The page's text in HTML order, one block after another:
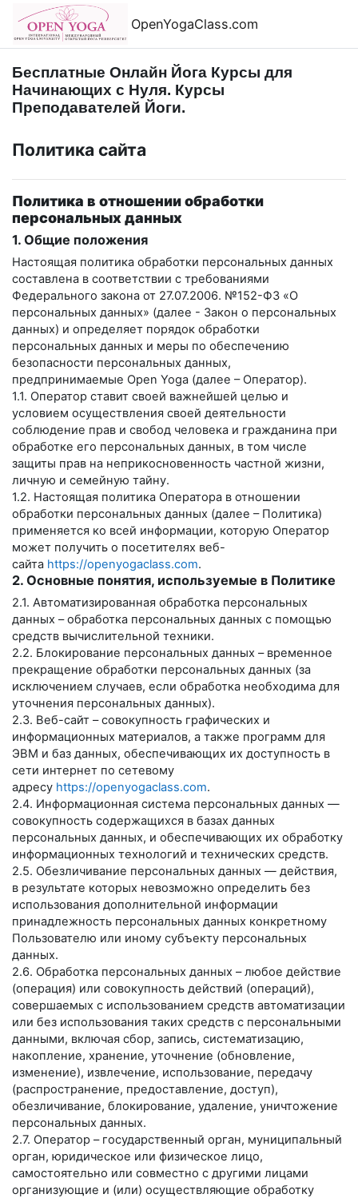
Перейти к основному содержанию
OpenYogaClass.com
Бесплатные Онлайн Йога Курсы для
Начинающих с Нуля. Курсы
Преподавателей Йоги.
Политика сайта
Политика в отношении обработки
персональных данных
1. Общие положения
Настоящая политика обработки персональных данных
составлена в соответствии с требованиями
Федерального закона от 27.07.2006. №152-ФЗ «О
персональных данных» (далее - Закон о персональных
данных) и определяет порядок обработки
персональных данных и меры по обеспечению
безопасности персональных данных,
предпринимаемые Open Yoga (далее – Оператор).
1.1. Оператор ставит своей важнейшей целью и
условием осуществления своей деятельности
соблюдение прав и свобод человека и гражданина при
обработке его персональных данных, в том числе
защиты прав на неприкосновенность частной жизни,
личную и семейную тайну.
1.2. Настоящая политика Оператора в отношении
обработки персональных данных (далее – Политика)
применяется ко всей информации, которую Оператор
может получить о посетителях веб-
сайта https://openyogaclass.com.
2. Основные понятия, используемые в Политике
2.1. Автоматизированная обработка персональных
данных – обработка персональных данных с помощью
средств вычислительной техники.
2.2. Блокирование персональных данных – временное
прекращение обработки персональных данных (за
исключением случаев, если обработка необходима для
уточнения персональных данных).
2.3. Веб-сайт – совокупность графических и
информационных материалов, а также программ для
ЭВМ и баз данных, обеспечивающих их доступность в
сети интернет по сетевому
адресу https://openyogaclass.com.
2.4. Информационная система персональных данных —
совокупность содержащихся в базах данных
персональных данных, и обеспечивающих их обработку
информационных технологий и технических средств.
2.5. Обезличивание персональных данных — действия,
в результате которых невозможно определить без
использования дополнительной информации
принадлежность персональных данных конкретному
Пользователю или иному субъекту персональных
данных.
2.6. Обработка персональных данных – любое действие
(операция) или совокупность действий (операций),
совершаемых с использованием средств автоматизации
или без использования таких средств с персональными
данными, включая сбор, запись, систематизацию,
накопление, хранение, уточнение (обновление,
изменение), извлечение, использование, передачу
(распространение, предоставление, доступ),
обезличивание, блокирование, удаление, уничтожение
персональных данных.
2.7. Оператор – государственный орган, муниципальный
орган, юридическое или физическое лицо,
самостоятельно или совместно с другими лицами
организующие и (или) осуществляющие обработку